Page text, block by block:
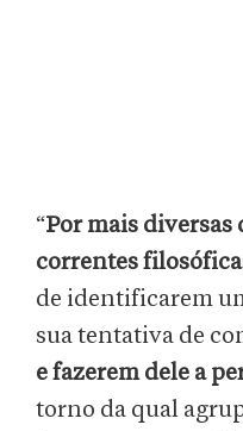
“Por mais diversas
correntes
de identificarem
sua tentativa de
e fazerem dele a
torno da qual